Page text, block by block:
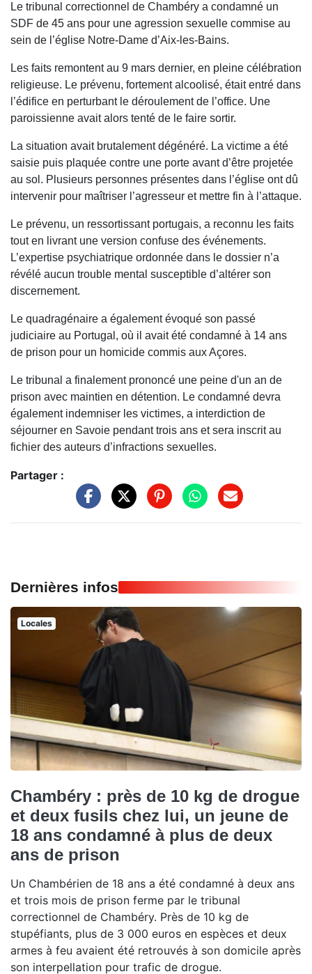
Le tribunal correctionnel de Chambéry a condamné un
SDF de 45 ans pour une agression sexuelle commise au
sein de l’église Notre-Dame d’Aix-les-Bains.
Les faits remontent au 9 mars dernier, en pleine célébration
religieuse. Le prévenu, fortement alcoolisé, était entré dans
l’édifice en perturbant le déroulement de l’office. Une
paroissienne avait alors tenté de le faire sortir.
La situation avait brutalement dégénéré. La victime a été
saisie puis plaquée contre une porte avant d’être projetée
au sol. Plusieurs personnes présentes dans l’église ont dû
intervenir pour maîtriser l’agresseur et mettre fin à l’attaque.
Le prévenu, un ressortissant portugais, a reconnu les faits
tout en livrant une version confuse des événements.
L’expertise psychiatrique ordonnée dans le dossier n’a
révélé aucun trouble mental susceptible d’altérer son
discernement.
Le quadragénaire a également évoqué son passé
judiciaire au Portugal, où il avait été condamné à 14 ans
de prison pour un homicide commis aux Açores.
Le tribunal a finalement prononcé une peine d'un an de
prison avec maintien en détention. Le condamné devra
également indemniser les victimes, a interdiction de
séjourner en Savoie pendant trois ans et sera inscrit au
fichier des auteurs d’infractions sexuelles.
Partager :
Dernières infos
Locales
Chambéry : près de 10 kg de drogue
et deux fusils chez lui, un jeune de
18 ans condamné à plus de deux
ans de prison
Un Chambérien de 18 ans a été condamné à deux ans
et trois mois de prison ferme par le tribunal
correctionnel de Chambéry. Près de 10 kg de
stupéfiants, plus de 3 000 euros en espèces et deux
armes à feu avaient été retrouvés à son domicile après
son interpellation pour trafic de drogue.